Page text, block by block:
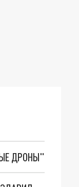
ДРОНЫ"